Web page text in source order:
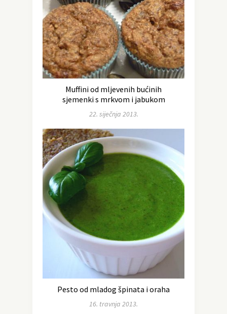
Muffini od mljevenih bućinih
sjemenki s mrkvom i jabukom
22. siječnja 2013.
Pesto od mladog špinata i oraha
16. travnja 2013.